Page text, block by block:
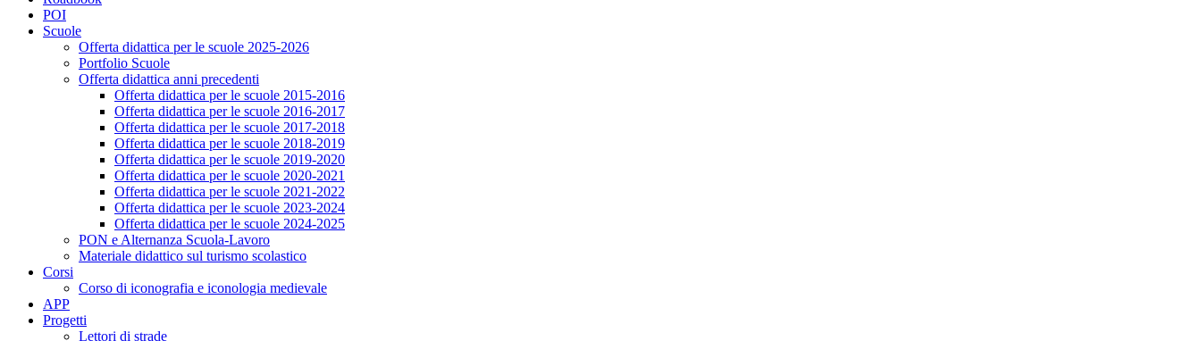
POI
Scuole
Offerta didattica per le scuole 2025-2026
Portfolio Scuole
Offerta didattica anni precedenti
Offerta didattica per le scuole 2015-2016
Offerta didattica per le scuole 2016-2017
Offerta didattica per le scuole 2017-2018
Offerta didattica per le scuole 2018-2019
Offerta didattica per le scuole 2019-2020
Offerta didattica per le scuole 2020-2021
Offerta didattica per le scuole 2021-2022
Offerta didattica per le scuole 2023-2024
Offerta didattica per le scuole 2024-2025
PON e Alternanza Scuola-Lavoro
Materiale didattico sul turismo scolastico
Corsi
Corso di iconografia e iconologia medievale
APP
Progetti
Lettori di strade